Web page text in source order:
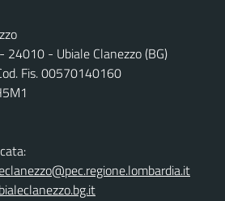
24010 - Ubiale Clanezzo (BG)
Fis. 00570140160